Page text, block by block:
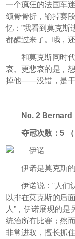
一个疯狂的法国车
颌骨骨折，输掉赛
忆：”我看到莫克斯
都醒过来了。哦，
和莫克斯同时
哀。更悲哀的是，
掉他——没错，是干
No. 2 Bernard
夺冠次数：5
伊诺是莫克斯
伊诺说：“人们
以排在莫克斯的后
人”，伊诺展现的是
统治所有比赛；然
非常进取，擅长抓